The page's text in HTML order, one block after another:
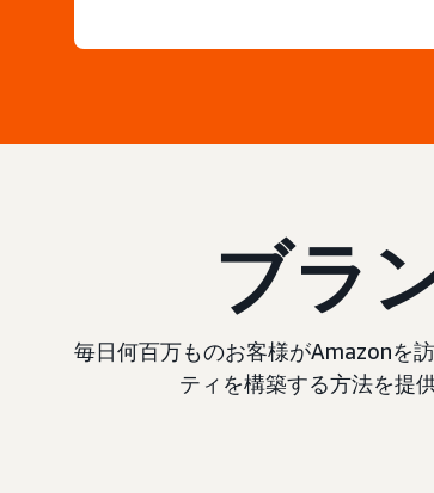
ブラ
毎日何百万ものお客様がAmazonを
ティを構築する方法を提